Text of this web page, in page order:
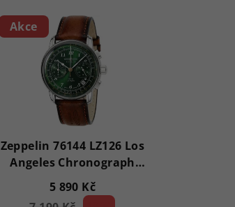
Akce
Zeppelin 76144 LZ126 Los
Angeles Chronograph
43mm
5 890 Kč